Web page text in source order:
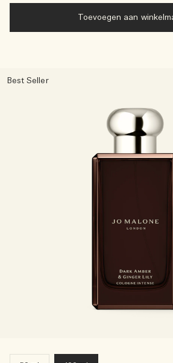
Toevoegen aan
Best Seller